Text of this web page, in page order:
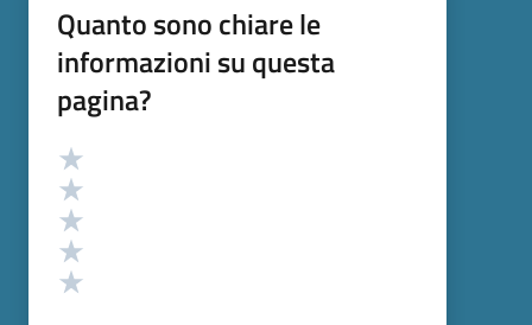
Quanto sono chiare le
informazioni su questa
pagina?
Valutazione